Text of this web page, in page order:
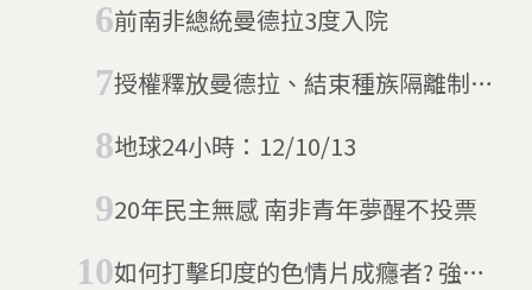
前南非總統曼德拉3度入院
授權釋放曼德拉、結束種族隔離制度
地球24小時：12/10/13
20年民主無感 南非青年夢醒不投票
如何打擊印度的色情片成癮者? 強制